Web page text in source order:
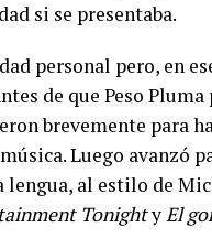
si se presentaba.
personal pero, en
de que Peso
brevemente para
Luego avanzó
al estilo de
TonightyEl